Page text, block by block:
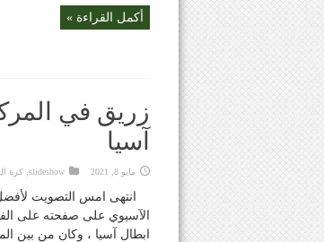
أكمل القراءة »
زريق في
آسيا
مايو 8, 2021 slideshow
,كرة
انتهى امس التصويت
الآسيوي على صفحته على
ابطال آسيا ، وكان من بين